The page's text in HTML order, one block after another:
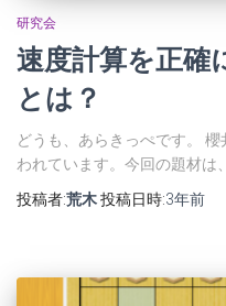
研究会
速度計算を正確
とは？
どうも、あらきっぺです。
われています。今回の題材は
投稿者:荒木投稿日時:3年前